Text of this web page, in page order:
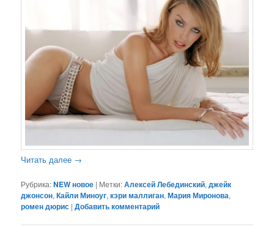
Читать далее →
Рубрика:NEW новое | Метки:Алексей Лебединский,джейк
джонсон,Кайли Миноуг,кэри маллиган,Мария Миронова,
ромен дюрис |Добавить комментарий